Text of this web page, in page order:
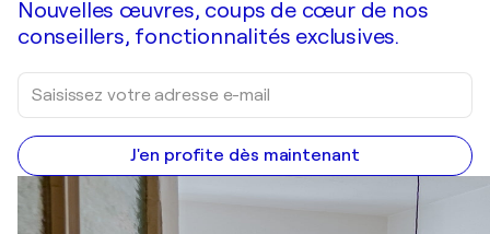
Nouvelles œuvres, coups de cœur de nos
conseillers, fonctionnalités exclusives.
J'en profite dès maintenant